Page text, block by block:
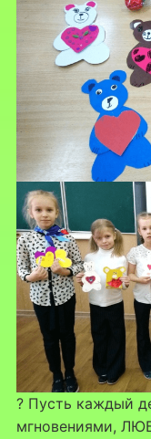
? Пусть каждый
мгновениями,